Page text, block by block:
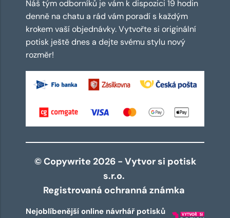
Náš tým odborníků je vám k dispozici 19 hodin
denně na chatu a rád vám poradí s každým
krokem vaší objednávky. Vytvořte si originální
potisk ještě dnes a dejte svému stylu nový
rozměr!
© Copywrite 2026 - Vytvor si potisk
s.r.o.
Registrovaná ochranná známka
Nejoblíbenější online návrhář potisků